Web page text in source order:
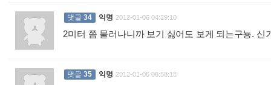
댓글 34 익명 2012-01-06 04:29:10
2미터 쯤 물러나니까 보기 싫어도 보게 되는구뇽. 신
댓글 35 익명 2012-01-06 06:58:18